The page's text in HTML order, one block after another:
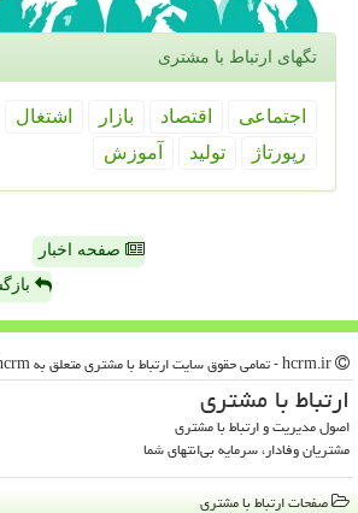
تگهای ارتباط با مشتری
اجتماعی اقتصاد بازار اشتغال
رپورتاژ
تولید آموزش
صفحه اخبار
ارتباط با مشتری
اصول مدیریت و ارتباط با مشتری
مشتریان وفادار، سرمایه بی‌انتهای شما
صفحات ارتباط با مشتری